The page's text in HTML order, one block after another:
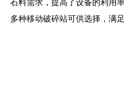
石料需求，提高了设备的利用
多种移动破碎站可供选择，满